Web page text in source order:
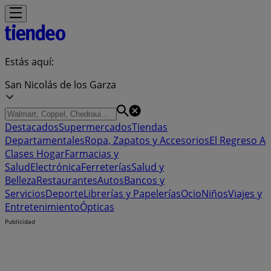
Estás aquí:
San Nicolás de los Garza
DestacadosSupermercadosTiendas
DepartamentalesRopa, Zapatos y AccesoriosEl Regreso A
Clases HogarFarmacias y
SaludElectrónicaFerreteríasSalud y
BellezaRestaurantesAutosBancos y
ServiciosDeporteLibrerías y PapeleríasOcioNiñosViajes y
EntretenimientoÓpticas
Publicidad